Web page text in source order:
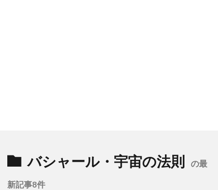
バシャール・宇宙の法則 の最
新記事8件